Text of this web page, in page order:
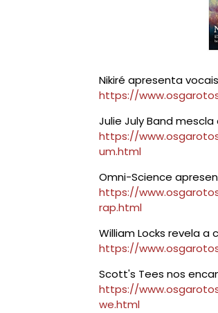
Nikiré apresenta
https://
Julie July Band
https://
um.html
Omni-Science
https://
rap.html
William Locks revela a
https://
Scott's Tees nos
https://
we.html